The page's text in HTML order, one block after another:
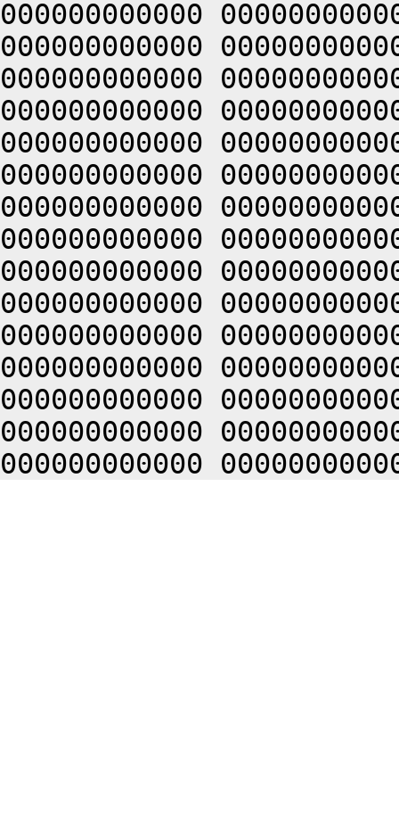
000000000000
000000000000
000000000000
000000000000
000000000000
000000000000
000000000000
000000000000
000000000000
000000000000
000000000000
000000000000
000000000000
000000000000
000000000000